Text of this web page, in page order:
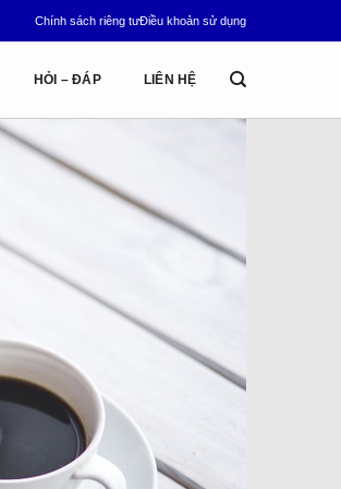
Chính sách riêng tưĐiều khoản sử dụng
HỎI – ĐÁP LIÊN HỆ